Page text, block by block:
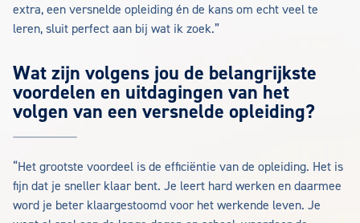
extra, een versnelde opleiding én de kans om echt veel te
leren, sluit perfect aan bij wat ik zoek.”
Wat zijn volgens jou de belangrijkste
voordelen en uitdagingen van het
volgen van een versnelde opleiding?
“Het grootste voordeel is de efficiëntie van de opleiding. Het is
fijn dat je sneller klaar bent. Je leert hard werken en daarmee
word je beter klaargestoomd voor het werkende leven. Je